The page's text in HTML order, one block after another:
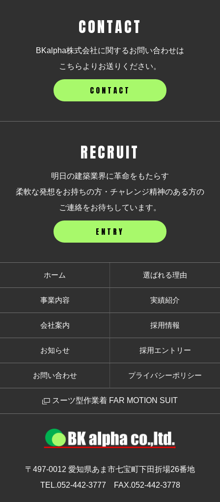
CONTACT
BKalpha株式会社に関するお問い合わせは
こちらよりお送りください。
CONTACT
RECRUIT
明日の建築業界に革命をもたらす
柔軟な発想をお持ちの方・チャレンジ精神のある方の
ご連絡をお待ちしています。
ENTRY
ホーム 選ばれる理由
事業内容 実績紹介
会社案内 採用情報
お知らせ 採用エントリー
お問い合わせ プライバシーポリシー
スーツ型作業着 FAR MOTION SUIT
〒497-0012 愛知県あま市七宝町下田折場26番地
TEL.052-442-3777 FAX.052-442-3778